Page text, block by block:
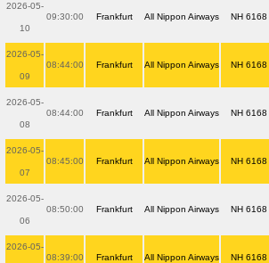
2026-05-
10
09:30:00 Frankfurt All Nippon Airways NH 6168
2026-05-
09
08:44:00 Frankfurt All Nippon Airways NH 6168
2026-05-
08
08:44:00 Frankfurt All Nippon Airways NH 6168
2026-05-
07
08:45:00 Frankfurt All Nippon Airways NH 6168
2026-05-
06
08:50:00 Frankfurt All Nippon Airways NH 6168
2026-05-
08:39:00 Frankfurt All Nippon Airways NH 6168